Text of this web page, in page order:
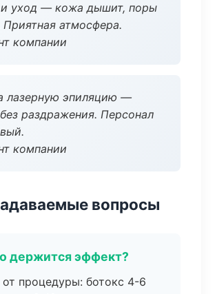
и уход — кожа дышит, поры
Приятная атмосфера.
компании
лазерную эпиляцию —
раздражения. Персонал
компании
вопросы
держится эффект?
от процедуры: ботокс 4-6